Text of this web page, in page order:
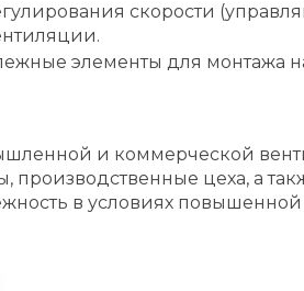
скорости
элементы для монтажа
и коммерческой
цеха, а
в условиях